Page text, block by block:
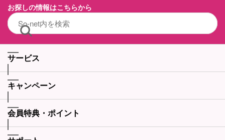
お探しの情報はこちらから
サービス
キャンペーン
会員特典・ポイント